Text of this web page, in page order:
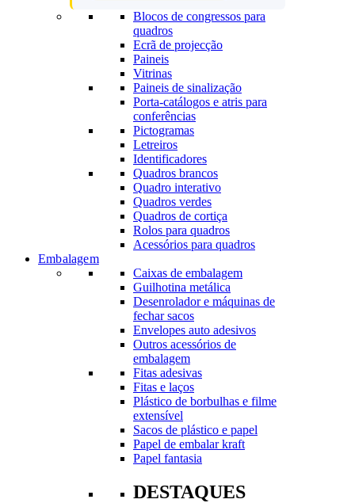
Blocos de congressos para
quadros
Ecrã de projecção
Paineis
Vitrinas
Paineis de sinalização
Porta-catálogos e atris para
conferências
Pictogramas
Letreiros
Identificadores
Quadros brancos
Quadro interativo
Quadros verdes
Quadros de cortiça
Rolos para quadros
Acessórios para quadros
Embalagem
Caixas de embalagem
Guilhotina metálica
Desenrolador e máquinas de
fechar sacos
Envelopes auto adesivos
Outros acessórios de
embalagem
Fitas adesivas
Fitas e laços
Plástico de borbulhas e filme
extensível
Sacos de plástico e papel
Papel de embalar kraft
Papel fantasia
DESTAQUES